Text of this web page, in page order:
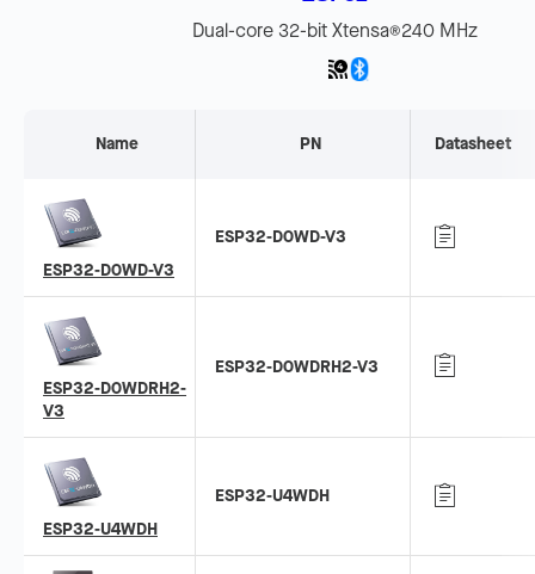
Dual-core 32-bit Xtensa®240 MHz
Name PN Datasheet
ESP32-D0WD-V3
ESP32-D0WD-V3
ESP32-D0WDRH2-
V3
ESP32-D0WDRH2-V3
ESP32-U4WDH
ESP32-U4WDH